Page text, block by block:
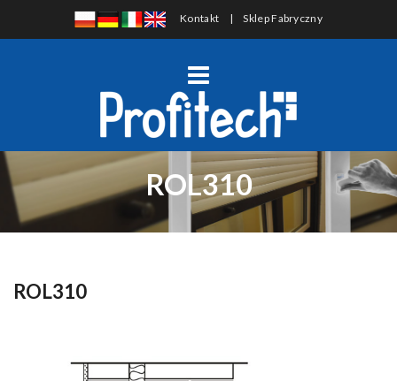
Kontakt |Sklep Fabryczny
ROL310
ROL310